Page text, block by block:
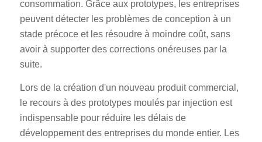
consommation. Grâce aux prototypes, les entreprises
peuvent détecter les problèmes de conception à un
stade précoce et les résoudre à moindre coût, sans
avoir à supporter des corrections onéreuses par la
suite.
Lors de la création d'un nouveau produit commercial,
le recours à des prototypes moulés par injection est
indispensable pour réduire les délais de
développement des entreprises du monde entier. Les